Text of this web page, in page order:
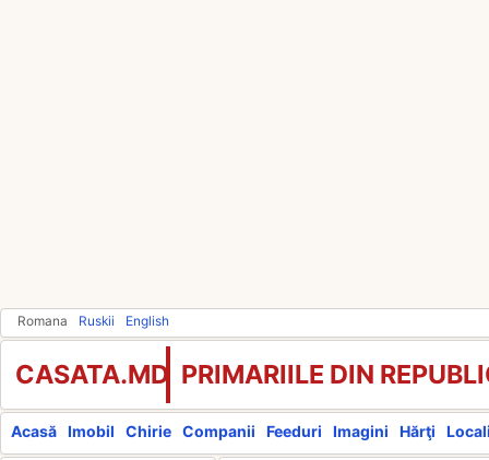
Romana Ruskii English
CASATA.MD PRIMARIILE DIN
Acasă Imobil Chirie Companii Feeduri Imagini Hărţi